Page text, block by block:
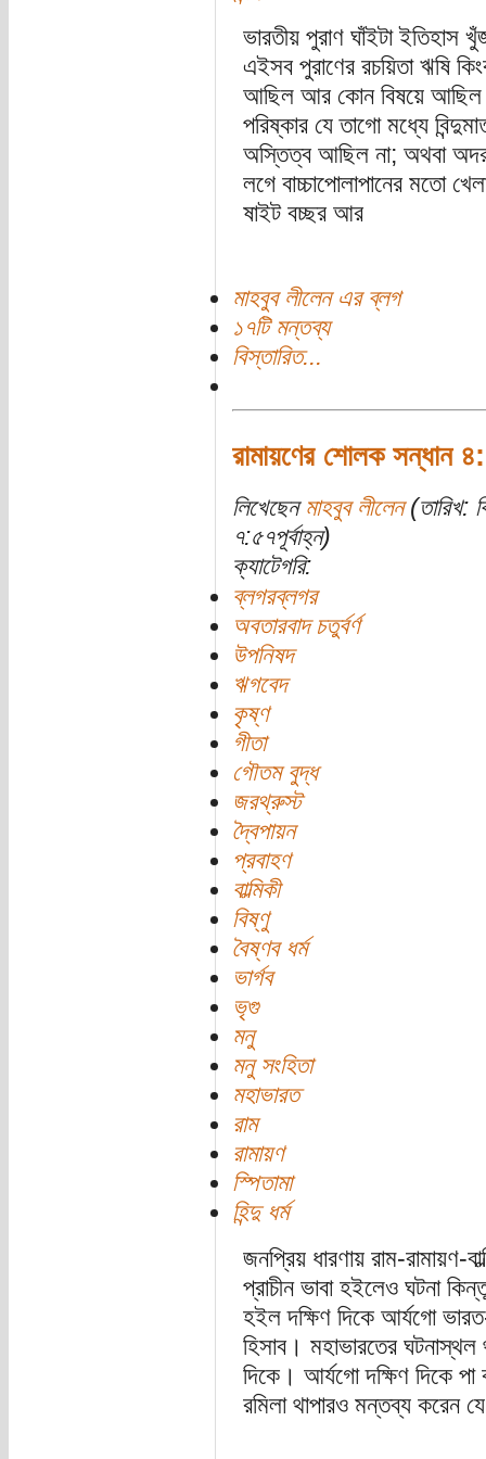
ভারতীয় পুরাণ ঘাঁইটা ইতিহাস
এইসব পুরাণের রচয়িতা ঋষি
আছিল আর কোন বিষয়ে আছিল
পরিষ্কার যে তাগো মধ্যে
অস্তিত্ব আছিল না; অথবা
লগে বাচ্চাপোলাপানের মতো
ষাইট বচ্ছর আর
মাহবুব লীলেন এর ব্লগ
১৭টি মন্তব্য
বিস্তারিত...
রামায়ণের শোলক সন্ধান
লিখেছেন মাহবুব লীলেন(তারিখ:
৭:৫৭পূর্বাহ্ন)
ক্যাটেগরি:
ব্লগরব্লগর
অবতারবাদ চতুর্বর্ণ
উপনিষদ
ঋগবেদ
কৃষ্ণ
গীতা
গৌতম বুদ্ধ
জরথ্রুস্ট
দ্বৈপায়ন
প্রবাহণ
বাল্মিকী
বিষ্ণু
বৈষ্ণব ধর্ম
ভার্গব
ভৃগু
মনু
মনু সংহিতা
মহাভারত
রাম
রামায়ণ
স্পিতামা
হিন্দু ধর্ম
জনপ্রিয় ধারণায় রাম-রামায়ণ-
প্রাচীন ভাবা হইলেও ঘটনা
হইল দক্ষিণ দিকে আর্যগো
হিসাব। মহাভারতের
দিকে। আর্যগো দক্ষিণ দিকে পা
রমিলা থাপারও মন্তব্য করেন